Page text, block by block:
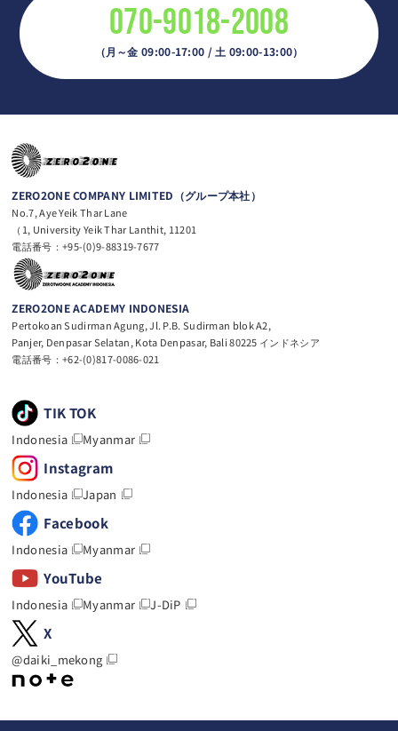
070-9018-2008
（月～金 09:00-17:00 / 土 09:00-13:00）
ZERO2ONE COMPANY LIMITED（グループ本社）
No.7, Aye Yeik Thar Lane
（1, University Yeik Thar Lanthit, 11201
電話番号：+95-(0)9-88319-7677
ZERO2ONE ACADEMY INDONESIA
Pertokoan Sudirman Agung, Jl. P.B. Sudirman blok A2,
Panjer, Denpasar Selatan, Kota Denpasar, Bali 80225 インドネシア
電話番号：+62-(0)817-0086-021
TIK TOK
Indonesia Myanmar
Instagram
Indonesia Japan
Facebook
Indonesia Myanmar
YouTube
Indonesia Myanmar J-DiP
X
@daiki_mekong